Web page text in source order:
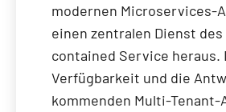
modernen Microservices-
einen zentralen Dienst
contained Service
Verfügbarkeit und die
kommenden Multi-